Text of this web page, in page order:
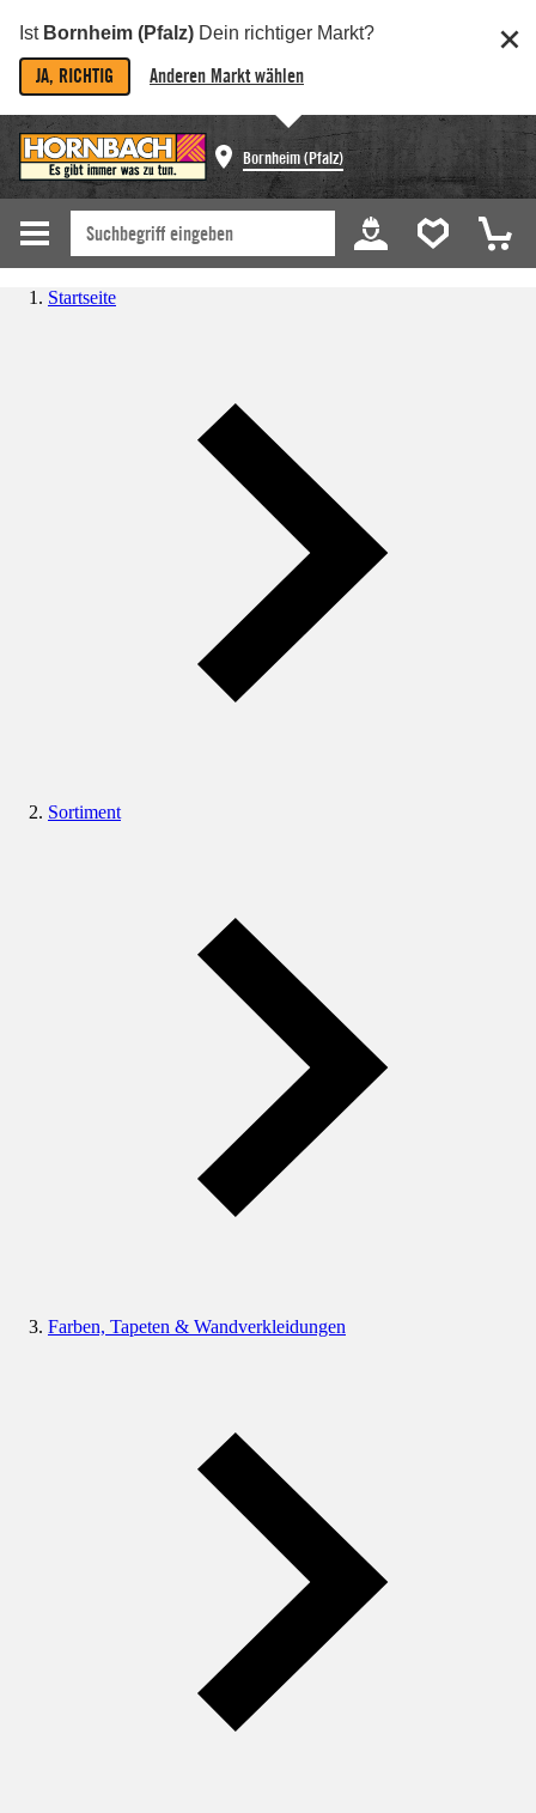
Ist Bornheim (Pfalz) Dein richtiger Markt?
JA, RICHTIG Anderen Markt wählen
Bornheim (Pfalz)
Startseite
Sortiment
Farben, Tapeten & Wandverkleidungen